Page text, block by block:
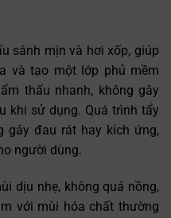
sánh mịn và hơi xốp, giúp
và tạo một lớp phủ mềm
thấu nhanh, không gây
khi sử dụng. Quá trình tẩy
gây đau rát hay kích ứng,
người dùng.
dịu nhẹ, không quá nồng,
với mùi hóa chất thường